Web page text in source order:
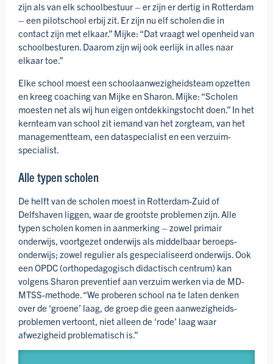
zijn als van elk school­bestuur – er zijn er dertig in Rotterdam
– een pilot­school erbij zit. Er zijn nu elf scholen die in
contact zijn met elkaar.” Mijke: “Dat vraagt wel openheid van
school­besturen. Daarom zijn wij ook eerlijk in alles naar
elkaar toe.”
Elke school moest een school­aanwezig­heids­team opzetten
en kreeg coaching van Mijke en Sharon. Mijke: “Scholen
moesten net als wij hun eigen ontdekkings­tocht doen.” In het
kernteam van school zit iemand van het zorgteam, van het
management­team, een data­specialist en een verzuim­
specialist.
Alle typen scholen
De helft van de scholen moest in Rotterdam-Zuid of
Delfshaven liggen, waar de grootste problemen zijn. Alle
typen scholen komen in aanmerking – zowel primair
onderwijs, voortgezet onderwijs als middelbaar beroeps­
onderwijs; zowel regulier als gespeciali­seerd onderwijs. Ook
een OPDC (orthopeda­gogisch didactisch centrum) kan
volgens Sharon preventief aan verzuim werken via de MD-
MTSS-methode. “We proberen school na te laten denken
over de ‘groene’ laag, de groep die geen aan­wezigheids­
problemen vertoont, niet alleen de ‘rode’ laag waar
afwezigheid problematisch is.”